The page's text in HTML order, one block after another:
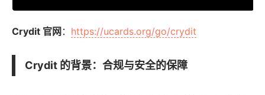
Crydit 官网 ： https://ucards.org/go/crydit
Crydit 的背景：合规与安全的保障